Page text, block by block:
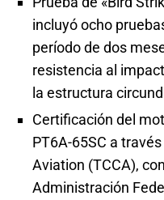
incluyó ocho
período de dos
resistencia al
la estructura
Certificación del
PT6A-65SC a
Aviation (TCCA),
Administración